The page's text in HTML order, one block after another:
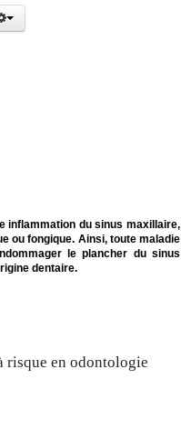
inflammation du sinus maxillaire,
ou fongique. Ainsi, toute maladie
le plancher du sinus
dentaire.
risque en odontologie